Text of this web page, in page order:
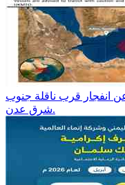
عن انفجار قرب ناقلة جنوب
شرق عدن.